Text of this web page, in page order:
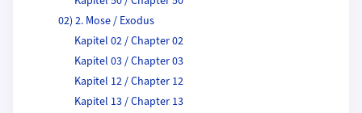
02) 2. Mose / Exodus
Kapitel 02 / Chapter 02
Kapitel 03 / Chapter 03
Kapitel 12 / Chapter 12
Kapitel 13 / Chapter 13